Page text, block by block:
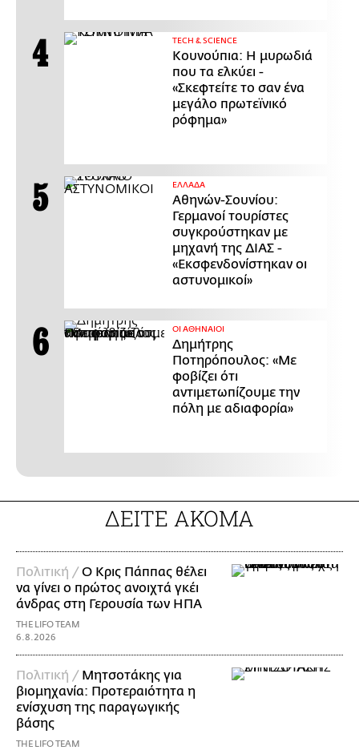
ΤECH & SCIENCE
Κουνούπια: Η μυρωδιά
που τα ελκύει -
«Σκεφτείτε το σαν ένα
μεγάλο πρωτεϊνικό
ρόφημα»
ΕΛΛΑΔΑ
Αθηνών-Σουνίου:
Γερμανοί τουρίστες
συγκρούστηκαν με
μηχανή της ΔΙΑΣ -
«Εκσφενδονίστηκαν οι
αστυνομικοί»
ΟΙ ΑΘΗΝΑΙΟΙ
Δημήτρης
Ποτηρόπουλος: «Με
φοβίζει ότι
αντιμετωπίζουμε την
πόλη με αδιαφορία»
ΔΕΙΤΕ ΑΚΟΜΑ
Πολιτική /Ο Κρις Πάππας θέλει
να γίνει ο πρώτος ανοιχτά γκέι
άνδρας στη Γερουσία των ΗΠΑ
THE LIFO TEAM
6.8.2026
Πολιτική / Μητσοτάκης για
βιομηχανία: Προτεραιότητα η
ενίσχυση της παραγωγικής
βάσης
THE LIFO TEAM